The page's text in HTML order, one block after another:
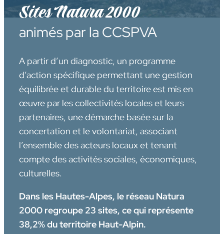
Sites Natura 2000
animés par la CCSPVA
A partir d’un diagnostic, un programme
d’action spécifique permettant une gestion
équilibrée et durable du territoire est mis en
œuvre par les collectivités locales et leurs
partenaires, une démarche basée sur la
concertation et le volontariat, associant
l’ensemble des acteurs locaux et tenant
compte des activités sociales, économiques,
culturelles.
Dans les Hautes-Alpes, le réseau Natura
2000 regroupe 23 sites, ce qui représente
38,2% du territoire Haut-Alpin.